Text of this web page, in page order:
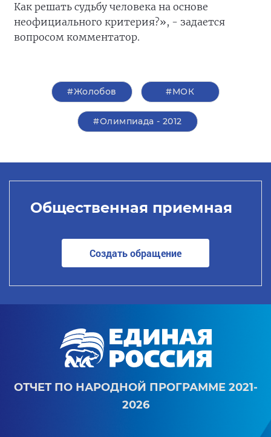
Как решать судьбу человека на основе
неофициального критерия?», - задается
вопросом комментатор.
#Жолобов #МОК
#Олимпиада - 2012
Общественная приемная
Создать обращение
ОТЧЕТ ПО НАРОДНОЙ ПРОГРАММЕ 2021-
2026